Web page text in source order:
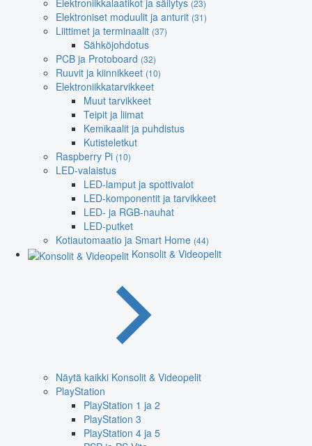
Elektroniikkalaatikot ja säilytys (23)
Elektroniset moduulit ja anturit (31)
Liittimet ja terminaalit (37)
Sähköjohdotus
PCB ja Protoboard (32)
Ruuvit ja kiinnikkeet (10)
Elektroniikkatarvikkeet
Muut tarvikkeet
Teipit ja liimat
Kemikaalit ja puhdistus
Kutisteletkut
Raspberry Pi (10)
LED-valaistus
LED-lamput ja spottivalot
LED-komponentit ja tarvikkeet
LED- ja RGB-nauhat
LED-putket
Kotiautomaatio ja Smart Home (44)
Konsolit & Videopelit
Näytä kaikki Konsolit & Videopelit
PlayStation
PlayStation 1 ja 2
PlayStation 3
PlayStation 4 ja 5